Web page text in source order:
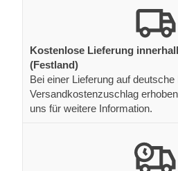
Kostenlose Lieferung
(Festland)
Bei einer Lieferung auf
Versandkostenzuschlag
uns für weitere Information.